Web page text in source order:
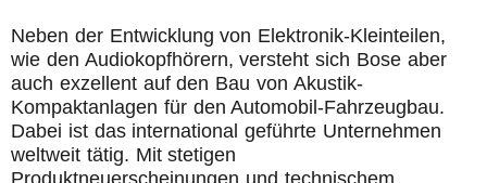
Neben der Entwicklung von Elektronik-Kleinteilen,
wie den Audiokopfhörern, versteht sich Bose aber
auch exzellent auf den Bau von Akustik-
Kompaktanlagen für den Automobil-Fahrzeugbau.
Dabei ist das international geführte Unternehmen
weltweit tätig. Mit stetigen
Produktneuerscheinungen und technischem